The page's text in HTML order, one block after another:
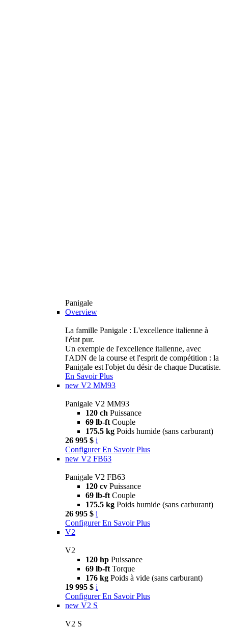
Panigale
Overview
La famille Panigale : L'excellence italienne à
l'état pur.
Un exemple de l'excellence italienne, avec
l'ADN de la course et l'esprit de compétition : la
Panigale est l'objet du désir de chaque Ducatiste.
En Savoir Plus
new V2 MM93
Panigale V2 MM93
120 ch Puissance
69 lb-ft Couple
175.5 kg Poids humide (sans carburant)
26 995 $ i
Configurer En Savoir Plus
new V2 FB63
Panigale V2 FB63
120 cv Puissance
69 lb-ft Couple
175.5 kg Poids humide (sans carburant)
26 995 $ i
Configurer En Savoir Plus
V2
V2
120 hp Puissance
69 lb-ft Torque
176 kg Poids à vide (sans carburant)
19 995 $ i
Configurer En Savoir Plus
new V2 S
V2 S